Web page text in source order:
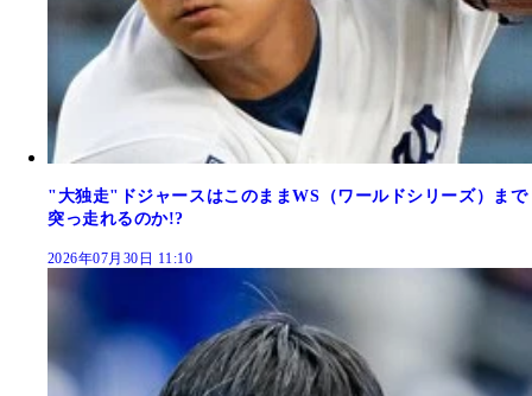
"大独走"ドジャースはこのままWS（ワールドシリーズ）まで
突っ走れるのか!?
2026年07月30日 11:10